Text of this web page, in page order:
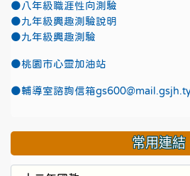
●八年級職涯性向測驗
●九年級興趣測驗說明
●九年級興趣測驗
●桃園市心靈加油站
●輔導室諮詢信箱
常用連結